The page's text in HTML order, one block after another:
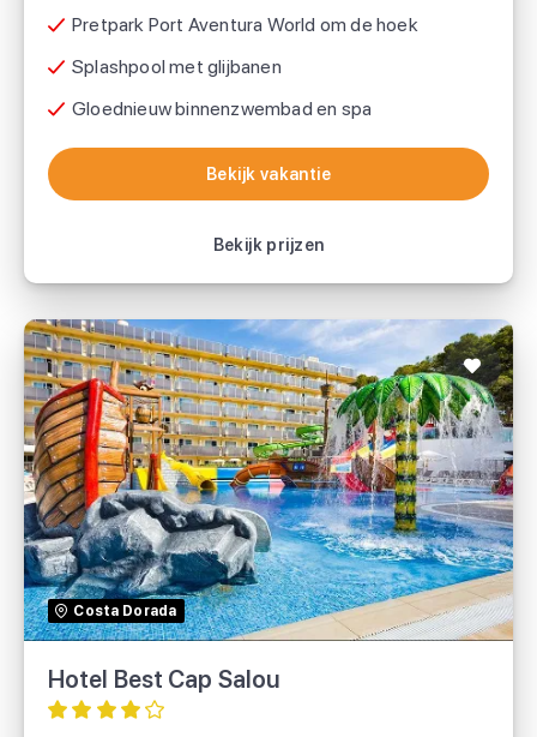
Pretpark Port Aventura World om de hoek
Splashpool met glijbanen
Gloednieuw binnenzwembad en spa
Bekijk vakantie
Bekijk prijzen
Bekijk vakantie
Costa Dorada
Hotel Best Cap Salou
Hotel Best Cap Salou
TUI